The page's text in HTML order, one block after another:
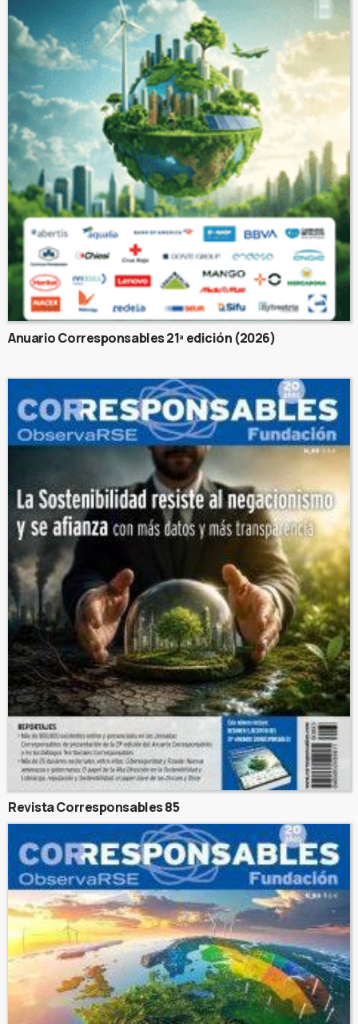
Anuario Corresponsables 21ª edición (2026)
Revista Corresponsables 85